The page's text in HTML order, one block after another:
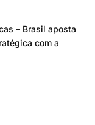
– Brasil aposta
com a